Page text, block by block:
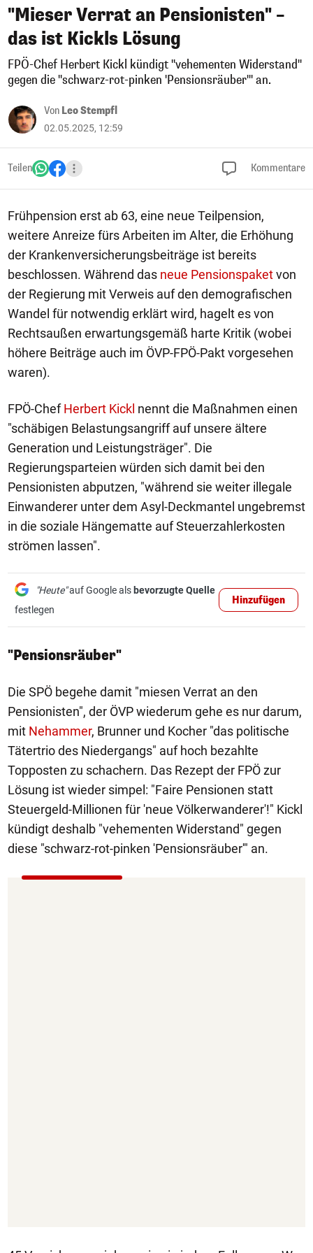
"Mieser Verrat an Pensionisten" –
das ist Kickls Lösung
FPÖ-Chef Herbert Kickl kündigt "vehementen Widerstand"
gegen die "schwarz-rot-pinken 'Pensionsräuber'" an.
Von Leo Stempfl
02.05.2025, 12:59
Teilen Kommentare
Frühpension erst ab 63, eine neue Teilpension,
weitere Anreize fürs Arbeiten im Alter, die Erhöhung
der Krankenversicherungsbeiträge ist bereits
beschlossen. Während das neue Pensionspaketvon
der Regierung mit Verweis auf den demografischen
Wandel für notwendig erklärt wird, hagelt es von
Rechtsaußen erwartungsgemäß harte Kritik (wobei
höhere Beiträge auch im ÖVP-FPÖ-Pakt vorgesehen
waren).
FPÖ-ChefHerbert Kickl nennt die Maßnahmen einen
"schäbigen Belastungsangriff auf unsere ältere
Generation und Leistungsträger". Die
Regierungsparteien würden sich damit bei den
Pensionisten abputzen, "während sie weiter illegale
Einwanderer unter dem Asyl-Deckmantel ungebremst
in die soziale Hängematte auf Steuerzahlerkosten
strömen lassen".
"Heute"auf Google als bevorzugte Quelle
festlegen
Hinzufügen
"Pensionsräuber"
Die SPÖ begehe damit "miesen Verrat an den
Pensionisten", der ÖVP wiederum gehe es nur darum,
mit Nehammer, Brunner und Kocher "das politische
Tätertrio des Niedergangs" auf hoch bezahlte
Topposten zu schachern. Das Rezept der FPÖ zur
Lösung ist wieder simpel: "Faire Pensionen statt
Steuergeld-Millionen für 'neue Völkerwanderer'!" Kickl
kündigt deshalb "vehementen Widerstand" gegen
diese "schwarz-rot-pinken 'Pensionsräuber'" an.